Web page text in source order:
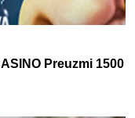
Preuzmi 1500